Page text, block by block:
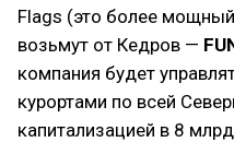
Flags (это более
возьмут от Кедров —
компания будет
курортами по всей
капитализацией в 8